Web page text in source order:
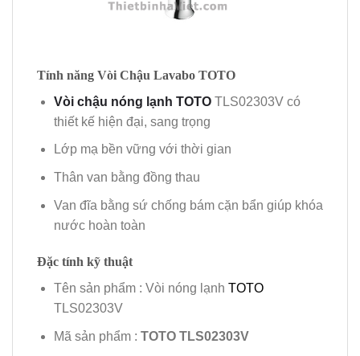
Tính năng Vòi Chậu Lavabo TOTO
Vòi chậu nóng lạnh TOTOTLS02303V có
thiết kế hiện đại, sang trọng
Lớp mạ bền vững với thời gian
Thân van bằng đồng thau
Van đĩa bằng sứ chống bám cặn bẩn giúp khóa
nước hoàn toàn
Đặc tính kỹ thuật
Tên sản phẩm : Vòi nóng lạnh TOTO
TLS02303V
Mã sản phẩm : TOTO TLS02303V